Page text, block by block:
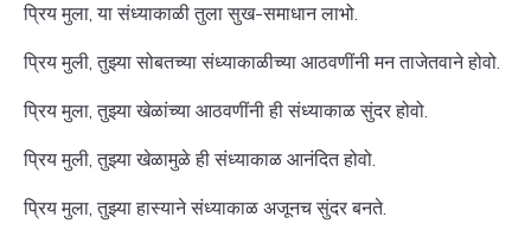
प्रिय मुला, या संध्याकाळी तुला सुख-समाधान लाभो.
प्रिय मुली, तुझ्या सोबतच्या संध्याकाळीच्या आठवणींनी मन ताजेतवाने होवो.
प्रिय मुला, तुझ्या खेळांच्या आठवणींनी ही संध्याकाळ सुंदर होवो.
प्रिय मुली, तुझ्या खेळामुळे ही संध्याकाळ आनंदित होवो.
प्रिय मुला, तुझ्या हास्याने संध्याकाळ अजूनच सुंदर बनते.